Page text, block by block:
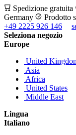
Spedizione gratuita
Germany
Prodotto
+49 2225 926 146
Seleziona negozio
Europe
United
Asia
Africa
United States
Middle East
Lingua
Italiano